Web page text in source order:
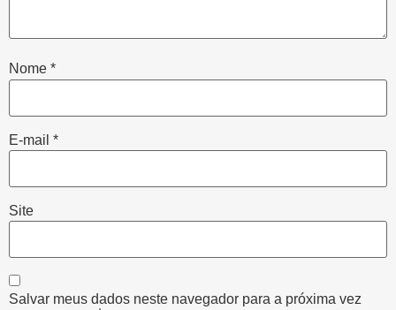
Nome *
E-mail *
Site
Salvar meus dados neste navegador para a próxima vez